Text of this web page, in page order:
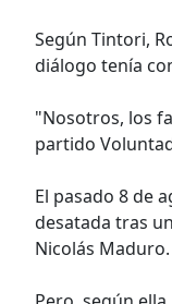
Según Tintori,
diálogo tenía
"Nosotros, los
partido
El pasado 8 de
desatada tras
Nicolás Maduro.